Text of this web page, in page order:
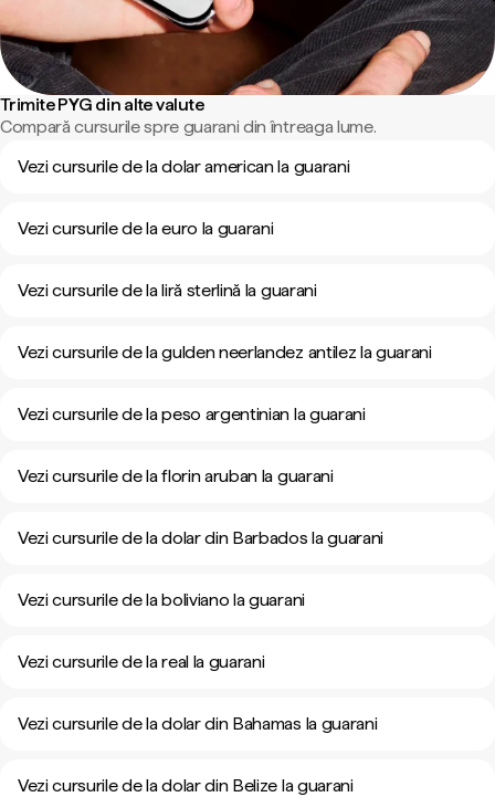
Trimite PYG din alte valute
Compară cursurile spre guarani din întreaga lume.
Vezi cursurile de la dolar american la guarani
Vezi cursurile de la euro la guarani
Vezi cursurile de la liră sterlină la guarani
Vezi cursurile de la gulden neerlandez antilez la guarani
Vezi cursurile de la peso argentinian la guarani
Vezi cursurile de la florin aruban la guarani
Vezi cursurile de la dolar din Barbados la guarani
Vezi cursurile de la boliviano la guarani
Vezi cursurile de la real la guarani
Vezi cursurile de la dolar din Bahamas la guarani
Vezi cursurile de la dolar din Belize la guarani